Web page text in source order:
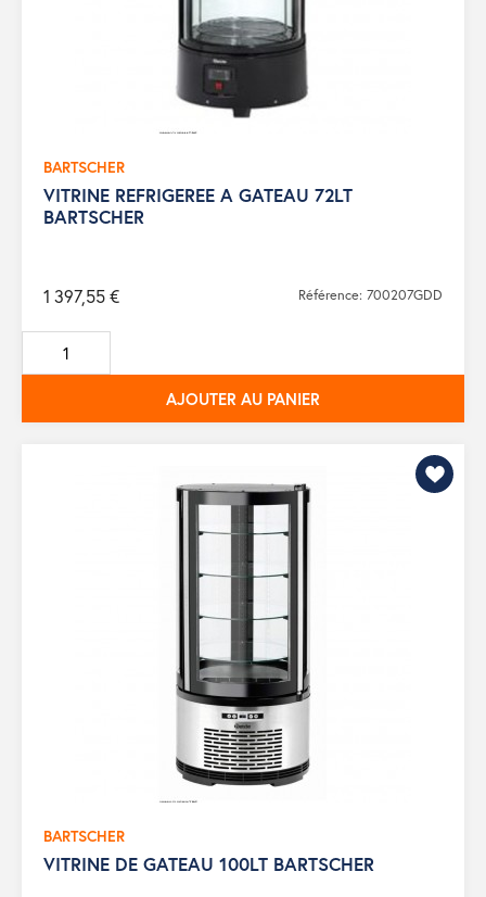
BARTSCHER
VITRINE REFRIGEREE A GATEAU 72LT
BARTSCHER
1 397,55 € Référence: 700207GDD
AJOUTER AU PANIER
BARTSCHER
VITRINE DE GATEAU 100LT BARTSCHER